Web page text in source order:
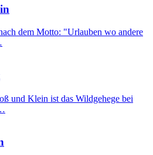
dem Motto: "Urlauben wo andere
und Klein ist das Wildgehege bei